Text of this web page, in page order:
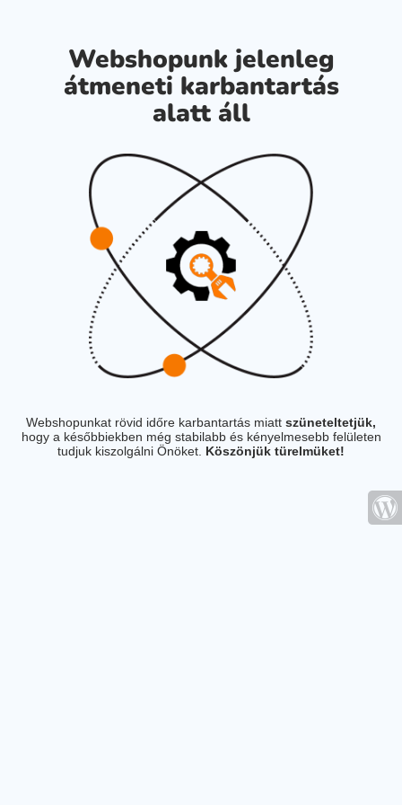
Webshopunk jelenleg
átmeneti karbantartás
alatt áll
Webshopunkat rövid időre karbantartás miatt szüneteltetjük,
hogy a későbbiekben még stabilabb és kényelmesebb felületen
tudjuk kiszolgálni Önöket. Köszönjük türelmüket!